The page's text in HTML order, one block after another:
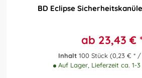
BD Eclipse
ab 23,43 €
Inhalt 100 Stück (0,23 € * /
Auf Lager, Lieferzeit ca. 1-